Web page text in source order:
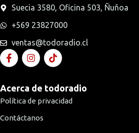
Suecia 3580, Oficina 503, Ñuñoa
+569 23827000
ventas@todoradio.cl
Acerca de todoradio
Política de privacidad
Contáctanos